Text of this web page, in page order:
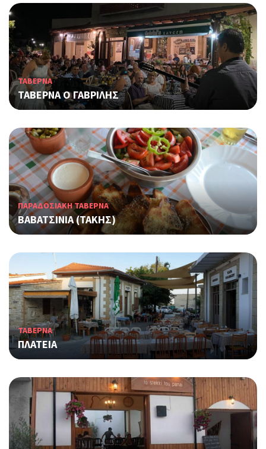
ΤΑΒΕΡΝΑ
ΤΑΒΕΡΝΑ Ο ΓΑΒΡΙΛΗΣ
ΠΑΡΑΔΟΣΙΑΚΗ ΤΑΒΕΡΝΑ
ΒΑΒΑΤΣΙΝΙΑ (ΤΑΚΗΣ)
ΤΑΒΕΡΝΑ
ΠΛΑΤΕΙΑ